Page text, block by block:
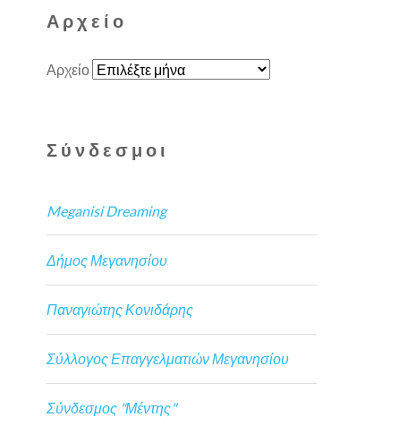
Αρχείο
Αρχείο
Σύνδεσμοι
Meganisi Dreaming
Δήμος Μεγανησίου
Παναγιώτης Κονιδάρης
Σύλλογος Επαγγελματιών Μεγανησίου
Σύνδεσμος "Μέντης"